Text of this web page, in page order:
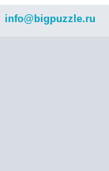
info@bigpuzzle.ru